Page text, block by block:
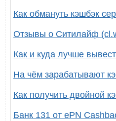
Как обмануть кэшбэк
Отзывы о Ситилайф
Как и куда лучше
На чём зарабатывают
Как получить двойной
Банк 131 от ePN